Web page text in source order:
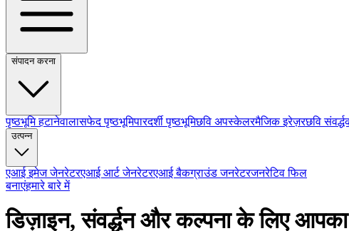
संपादन करना
पृष्ठभूमि हटानेवालासफेद पृष्ठभूमिपारदर्शी पृष्ठभूमिछवि अपस्केलरमैजिक इरेज़रछवि
उत्पन्न
एआई इमेज जेनरेटरएआई आर्ट जेनरेटरएआई बैकग्राउंड जनरेटरजनरेटिव फिल
बनाएंहमारे बारे में
डिज़ाइन, संवर्द्धन और कल्पना के लिए